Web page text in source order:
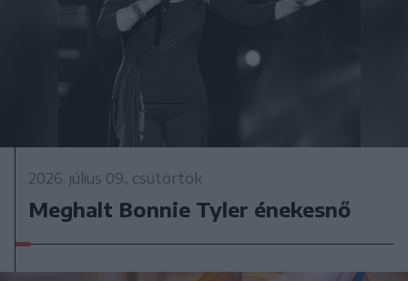
2026. július 09., csütörtök
Meghalt Bonnie Tyler énekesnő